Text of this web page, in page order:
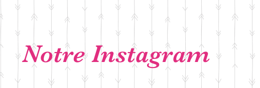
Notre Instagram